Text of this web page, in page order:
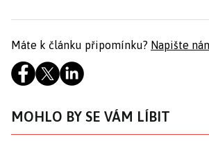
Máte k článku připomínku? Napište
MOHLO BY SE VÁM LÍBIT